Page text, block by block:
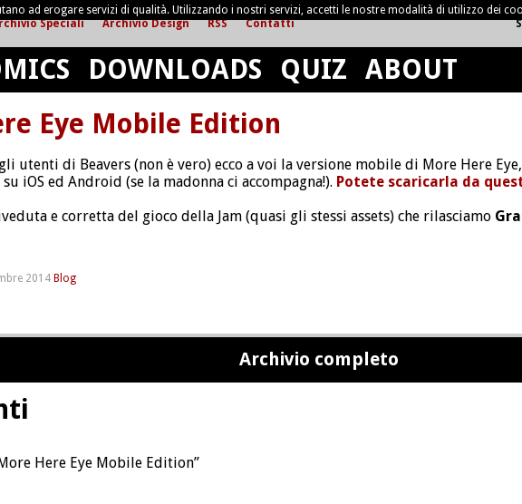
Speciali Archivio Design RSS Contatti
DOWNLOADS QUIZ ABOUT
Eye Mobile Edition
utenti di Beavers (non è vero) ecco a voi la versione mobile di More Here
iOS ed Android (se la madonna ci accompagna!). Potete scaricarla da
e corretta del gioco della Jam (quasi gli stessi assets) che rilasciamo
2014 Blog
Archivio completo
Here Eye Mobile Edition”
ad erogare servizi di qualità. Utilizzando i nostri servizi, accetti le nostre modalità di utilizzo dei